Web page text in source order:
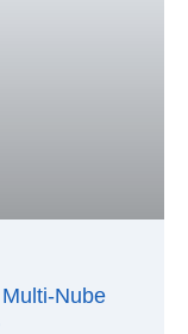
Nube